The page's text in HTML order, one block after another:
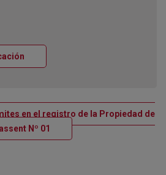
en el registro de la Propiedad de
Nº 01
Ventana nueva